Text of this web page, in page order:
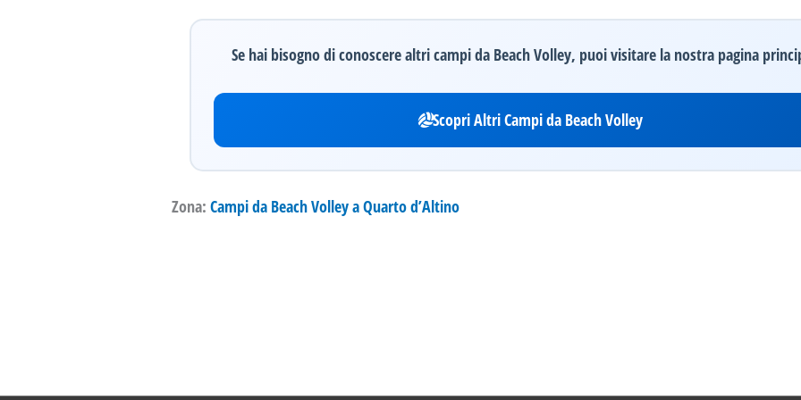
Se hai bisogno di conoscere altri campi da Beach Volley, puoi visitare la nostra pagina
Scopri Altri Campi da Beach Volley
Zona: Campi da Beach Volley a Quarto d’Altino